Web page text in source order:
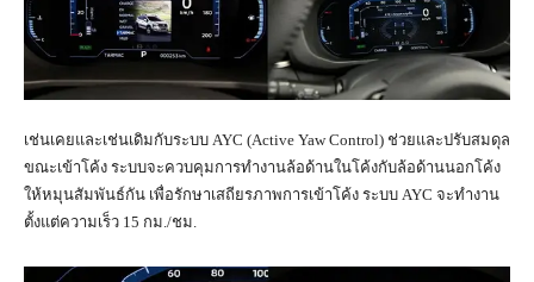
เช่นเคยและเช่นเดิมกับระบบ AYC (Active Yaw Control) ช่วยและปรับสมดุล
ขณะเข้าโค้ง ระบบจะควบคุมการทำงานล้อด้านในโค้งกับล้อด้านนอกโค้ง
ให้หมุนสัมพันธ์กัน เพื่อรักษาเสถียรภาพการเข้าโค้ง ระบบ AYC จะทำงาน
ตั้งแต่ความเร็ว 15 กม./ชม.